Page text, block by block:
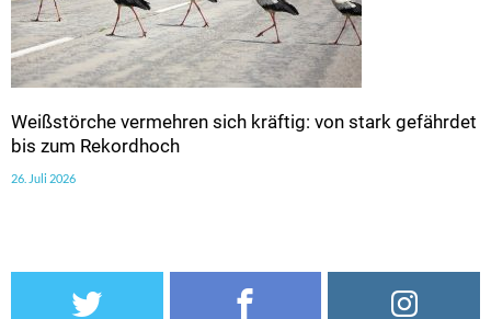
Weißstörche vermehren sich kräftig: von stark gefährdet
bis zum Rekordhoch
26. Juli 2026